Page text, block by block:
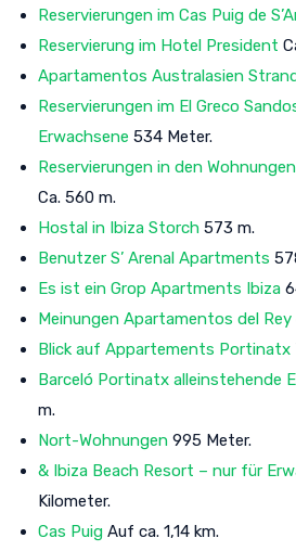
Reservierungen im Cas Puig de
Reservierung im Hotel President
Apartamentos Australasien
Reservierungen im El Greco
Erwachsene 534 Meter.
Reservierungen in den
Ca. 560 m.
Hostal in Ibiza Storch 573 m.
Benutzer S’ Arenal Apartments
Es ist ein Grop Apartments Ibiza
Meinungen Apartamentos del Rey
Blick auf Appartements Portinatx
Barceló Portinatx alleinstehende
m.
Nort-Wohnungen 995 Meter.
& Ibiza Beach Resort – nur für
Kilometer.
Cas Puig Auf ca. 1,14 km.